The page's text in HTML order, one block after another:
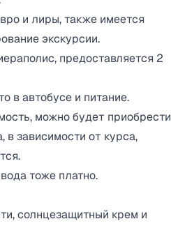
и лиры, также имеется
экскурсии.
предоставляется 2
в автобусе и питание.
можно будет приобрести
в зависимости от курса,
тоже платно.
солнцезащитный крем и